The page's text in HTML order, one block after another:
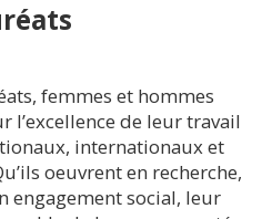
femmes et hommes
l’excellence de leur travail
internationaux et
oeuvrent en recherche,
engagement social, leur